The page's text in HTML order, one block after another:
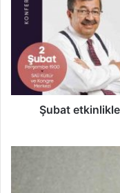
Hayati
İnanç
konferansıyla
başlıyor
Şubat